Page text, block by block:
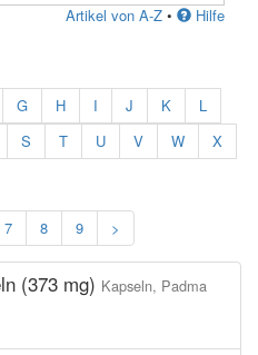
Artikel von A-Z • Hilfe
G H I J K
L
S T U V W
X
7 8 9 >
(373 mg) Kapseln, Padma